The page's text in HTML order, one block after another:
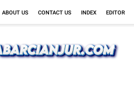
ABOUT US CONTACT US INDEX EDITOR